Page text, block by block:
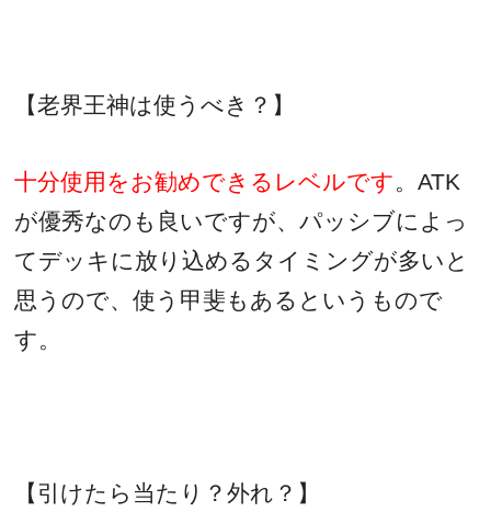
【老界王神は使うべき？】
十分使用をお勧めできるレベルです。ATK
が優秀なのも良いですが、パッシブによっ
てデッキに放り込めるタイミングが多いと
思うので、使う甲斐もあるというもので
す。
【引けたら当たり？外れ？】